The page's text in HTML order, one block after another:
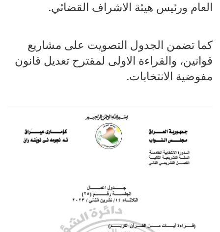
العام ورئيس هيئة الاشراف القضائي.
كما تضمن الجدول التصويت على مشاريع
قوانين، والقراءة الاولى لمقترح تعديل قانون
مفوضية الانتخابات.